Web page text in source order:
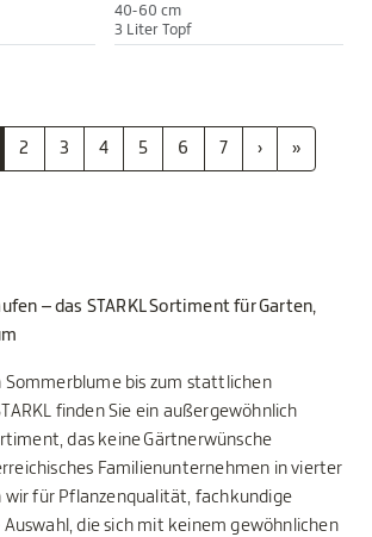
40-60 cm
3 Liter Topf
2 3 4 5 6 7 › »
– das STARKL Sortiment für Garten,
Sommerblume bis zum stattlichen
finden Sie ein außergewöhnlich
das keine Gärtnerwünsche
Familienunternehmen in vierter
wir für Pflanzenqualität, fachkundige
die sich mit keinem gewöhnlichen